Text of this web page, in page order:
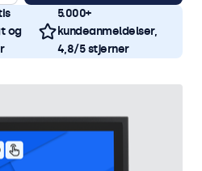
og
5.000+
kundeanmeldelser,
4,8/5 stjerner